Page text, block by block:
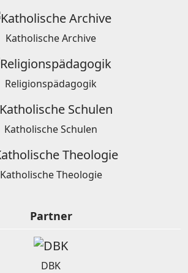
Katholische Archive
Religionspädagogik
Katholische Schulen
Katholische Theologie
Partner
DBK